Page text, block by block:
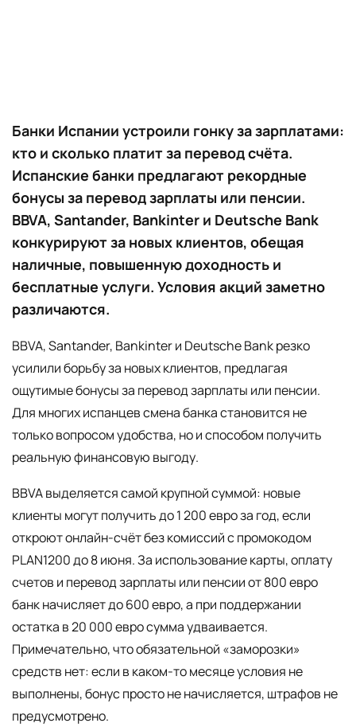
Банки Испании устроили гонку за зарплатами:
кто и сколько платит за перевод счёта.
Испанские банки предлагают рекордные
бонусы за перевод зарплаты или пенсии.
BBVA, Santander, Bankinter и Deutsche Bank
конкурируют за новых клиентов, обещая
наличные, повышенную доходность и
бесплатные услуги. Условия акций заметно
различаются.
BBVA, Santander, Bankinter и Deutsche Bank резко
усилили борьбу за новых клиентов, предлагая
ощутимые бонусы за перевод зарплаты или пенсии.
Для многих испанцев смена банка становится не
только вопросом удобства, но и способом получить
реальную финансовую выгоду.
BBVA выделяется самой крупной суммой: новые
клиенты могут получить до 1 200 евро за год, если
откроют онлайн-счёт без комиссий с промокодом
PLAN1200 до 8 июня. За использование карты, оплату
счетов и перевод зарплаты или пенсии от 800 евро
банк начисляет до 600 евро, а при поддержании
остатка в 20 000 евро сумма удваивается.
Примечательно, что обязательной «заморозки»
средств нет: если в каком-то месяце условия не
выполнены, бонус просто не начисляется, штрафов не
предусмотрено.